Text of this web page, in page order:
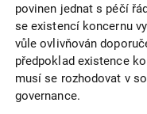
povinen jednat s péčí
se existencí koncernu
vůle ovlivňován
předpoklad existence
musí se rozhodovat v
governance.